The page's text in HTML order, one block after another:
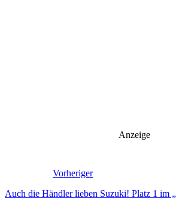
Anzeige
Vorheriger
Auch die Händler lieben Suzuki! Platz 1 im